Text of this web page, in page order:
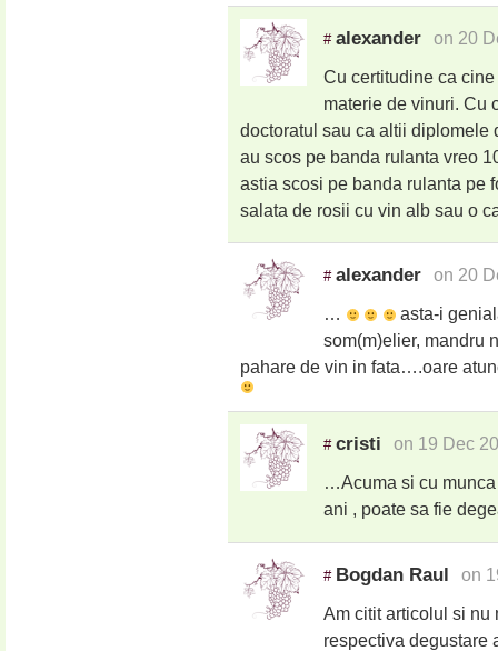
# alexander on 20
Cu certitudine ca
materie de vinuri. Cu
doctoratul sau ca altii
au scos pe banda rulanta vreo
astia scosi pe banda rulanta pe
salata de rosii cu vin alb sau o
# alexander on 20
…
asta-i
som(m)elier, mandru
pahare de vin in fata….oare
# cristi on 19 Dec
…Acuma si cu munca
ani , poate sa fie
# Bogdan Raul on
Am citit articolul si nu
respectiva degustare